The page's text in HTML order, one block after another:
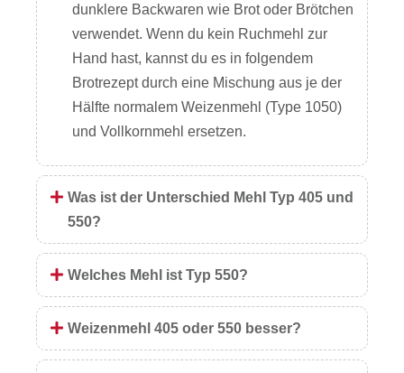
dunklere Backwaren wie Brot oder Brötchen
verwendet. Wenn du kein Ruchmehl zur
Hand hast, kannst du es in folgendem
Brotrezept durch eine Mischung aus je der
Hälfte normalem Weizenmehl (Type 1050)
und Vollkornmehl ersetzen.
Was ist der Unterschied Mehl Typ 405 und
550?
Welches Mehl ist Typ 550?
Weizenmehl 405 oder 550 besser?